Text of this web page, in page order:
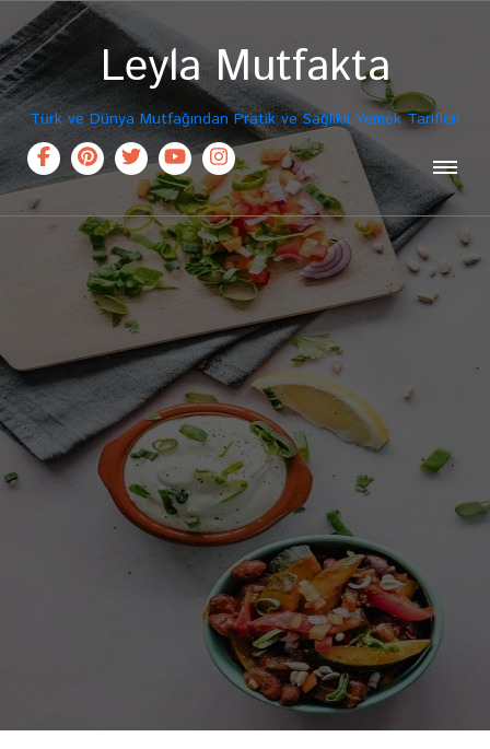
Leyla Mutfakta
Türk ve Dünya Mutfağından Pratik ve Sağlıklı Yemek Tarifleri